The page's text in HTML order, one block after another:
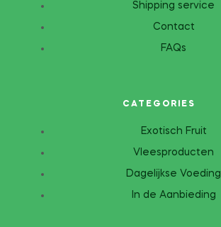
Shipping service
Contact
FAQs
CATEGORIES
Exotisch Fruit
Vleesproducten
Dagelijkse Voeding
In de Aanbieding